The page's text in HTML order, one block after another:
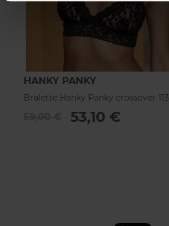
HANKY PANKY
Bralette Hanky Panky crossover 113
53,10 €